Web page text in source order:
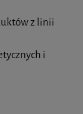
z linii
i